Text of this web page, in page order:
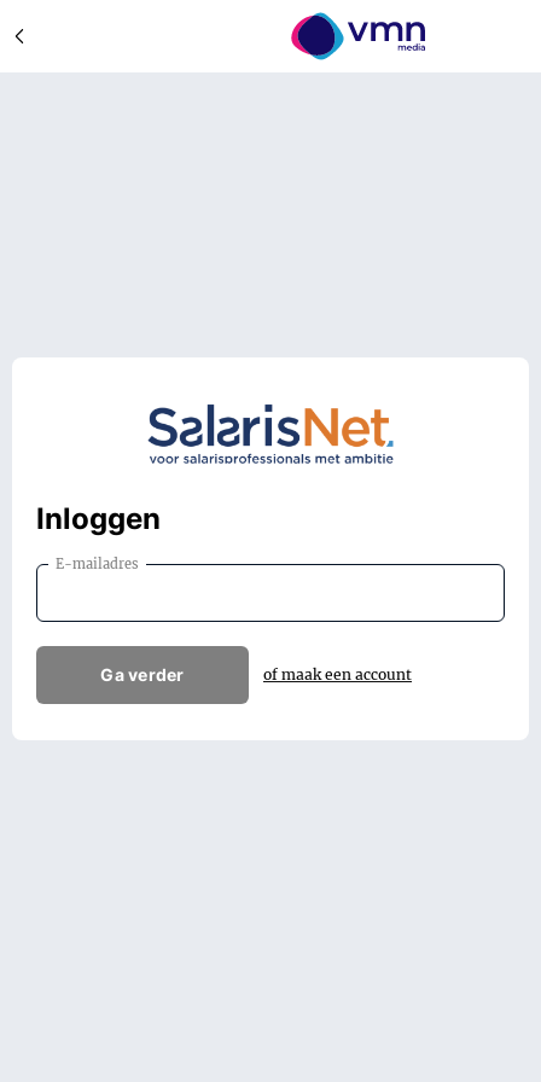
Inloggen
E-mailadres
Ga verder of maak een account